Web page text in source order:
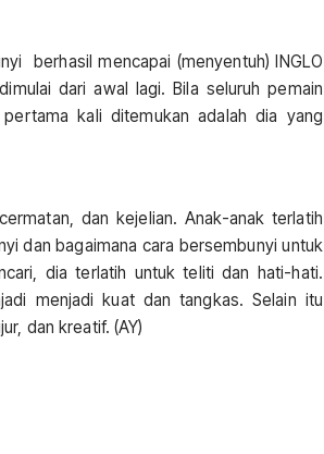
berhasil mencapai (menyentuh) INGLO
dari awal lagi. Bila seluruh pemain
kali ditemukan adalah dia yang
dan kejelian. Anak-anak terlatih
dan bagaimana cara bersembunyi untuk
dia terlatih untuk teliti dan hati-hati.
menjadi kuat dan tangkas. Selain itu
dan kreatif. (AY)